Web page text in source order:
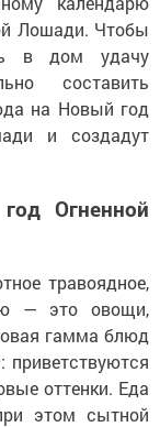
Лошади. Чтобы
в дом удачу
составить
на Новый год
и создадут
Огненной
травоядное,
— это овощи,
гамма блюд
приветствуются
оттенки. Еда
этом сытной